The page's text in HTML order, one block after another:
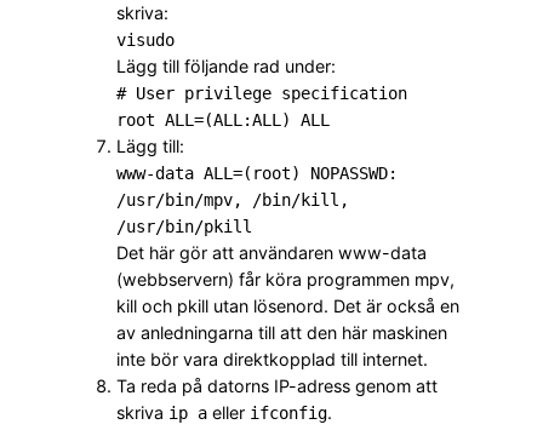
skriva:
visudo
Lägg till följande rad under:
# User privilege specification
root ALL=(ALL:ALL) ALL
Lägg till:
www-data ALL=(root) NOPASSWD:
/usr/bin/mpv, /bin/kill,
/usr/bin/pkill
Det här gör att användaren www-data
(webbservern) får köra programmen mpv,
kill och pkill utan lösenord. Det är också en
av anledningarna till att den här maskinen
inte bör vara direktkopplad till internet.
Ta reda på datorns IP-adress genom att
skriva ip a eller ifconfig.